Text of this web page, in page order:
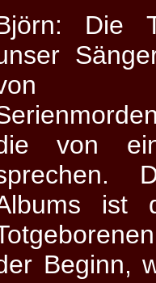
Die
von
ist
Beginn,